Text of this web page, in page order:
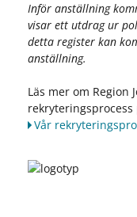
Inför anställning
visar ett utdrag ur
detta register kan
anställning.
Läs mer om Region
Vår